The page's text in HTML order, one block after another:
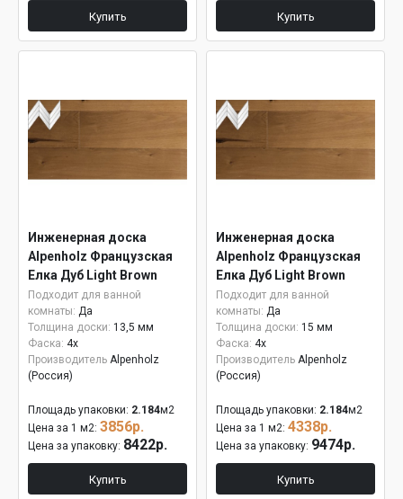
Купить Купить
Инженерная доска
Alpenholz Французская
Елка Дуб Light Brown
Подходит для ванной
комнаты: Да
Толщина доски: 13,5 мм
Фаска: 4x
Производитель Alpenholz
(Россия)
Площадь упаковки: 2.184м2
Цена за 1 м2: 3856р.
Цена за упаковку: 8422р.
Купить
Инженерная доска
Alpenholz Французская
Елка Дуб Light Brown
15мм
Подходит для ванной
комнаты: Да
Толщина доски: 15 мм
Фаска: 4x
Производитель Alpenholz
(Россия)
Площадь упаковки: 2.184м2
Цена за 1 м2: 4338р.
Цена за упаковку: 9474р.
Купить